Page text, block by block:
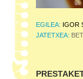
EGILEA: IGOR
JATETXEA: